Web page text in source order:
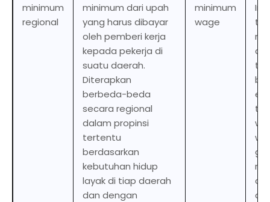
minimum
regional
minimum dari upah
yang harus dibayar
oleh pemberi kerja
kepada pekerja di
suatu daerah.
Diterapkan
berbeda-beda
secara regional
dalam propinsi
tertentu
berdasarkan
kebutuhan hidup
layak di tiap daerah
dan dengan
minimum
wage
the
be
to